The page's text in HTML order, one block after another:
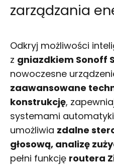
zarządzania
Odkryj możliwości
z gniazdkiem Sonoff
nowoczesne
zaawansowane
konstrukcję,
systemami
umożliwia zdalne
głosową, analizę
pełni funkcję routera